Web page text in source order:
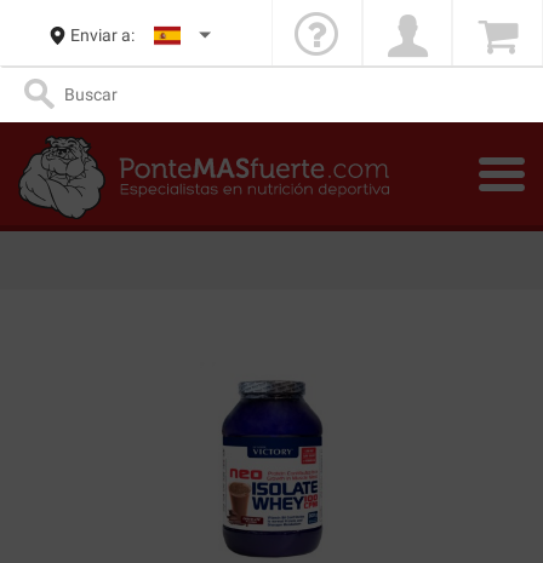
Enviar a: